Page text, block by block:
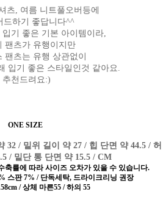
츠, 여름 니트풀오버등에
드하기 좋답니다^^
입기 좋은 기본 아이템이라,
팬츠가 유행이지만
팬츠는 유행 상관없이
입기 좋은 스타일인것 같아요.
추천드려요:)
ONE SIZE
32 / 밑위 길이 약 27 / 힙 단면 약 44.5 / 허
/ 밑단 통 단면 약 15.5 / CM
축률에 따라 사이즈 오차가 있을 수 있습니다.
스판 7% / 단독세탁, 드라이크리닝 권장
/ 상체 마른55 / 하의 55